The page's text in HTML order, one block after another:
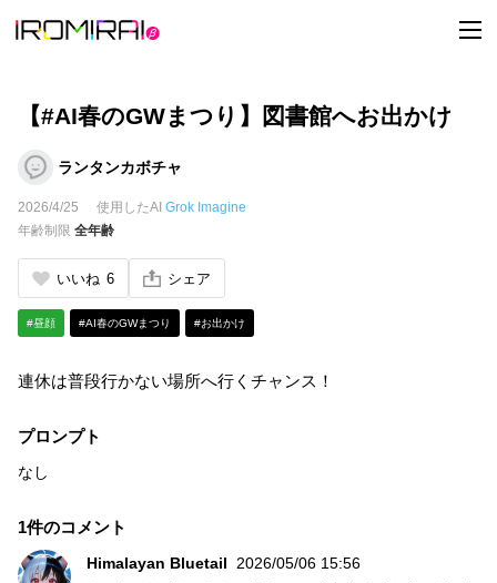
t
o
【#AI春のGWまつり】図書館へお出かけ
ランタンカボチャ
2026/4/25 使用したAI Grok Imagine
年齢制限 全年齢
いいね 6 シェア
#昼顔 #AI春のGWまつり #お出かけ
連休は普段行かない場所へ行くチャンス！
プロンプト
なし
1件のコメント
Himalayan Bluetail 2026/05/06 15:56